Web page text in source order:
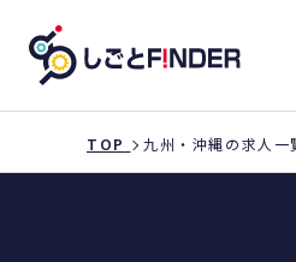
TOP 九州・沖縄の求人一